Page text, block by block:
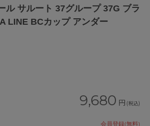
ル サルート 37グループ 37G ブラ
LINE BCカップ アンダー
9,680 円 (税込)
会員登録(無料)